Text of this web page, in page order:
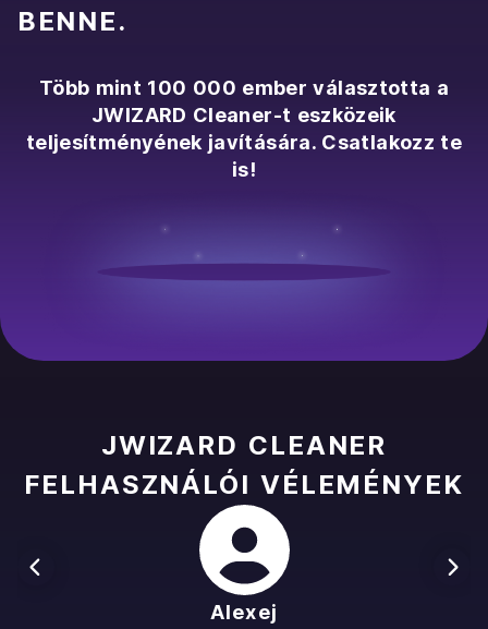
BENNE.
Több mint 100 000 ember választotta a
JWIZARD Cleaner-t eszközeik
teljesítményének javítására. Csatlakozz te
is!
JWIZARD CLEANER
FELHASZNÁLÓI VÉLEMÉNYEK
Alexej